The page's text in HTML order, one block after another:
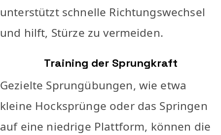
unterstützt schnelle Richtungswechsel
und hilft, Stürze zu vermeiden.
Training der Sprungkraft
Gezielte Sprungübungen, wie etwa
kleine Hocksprünge oder das Springen
auf eine niedrige Plattform, können die